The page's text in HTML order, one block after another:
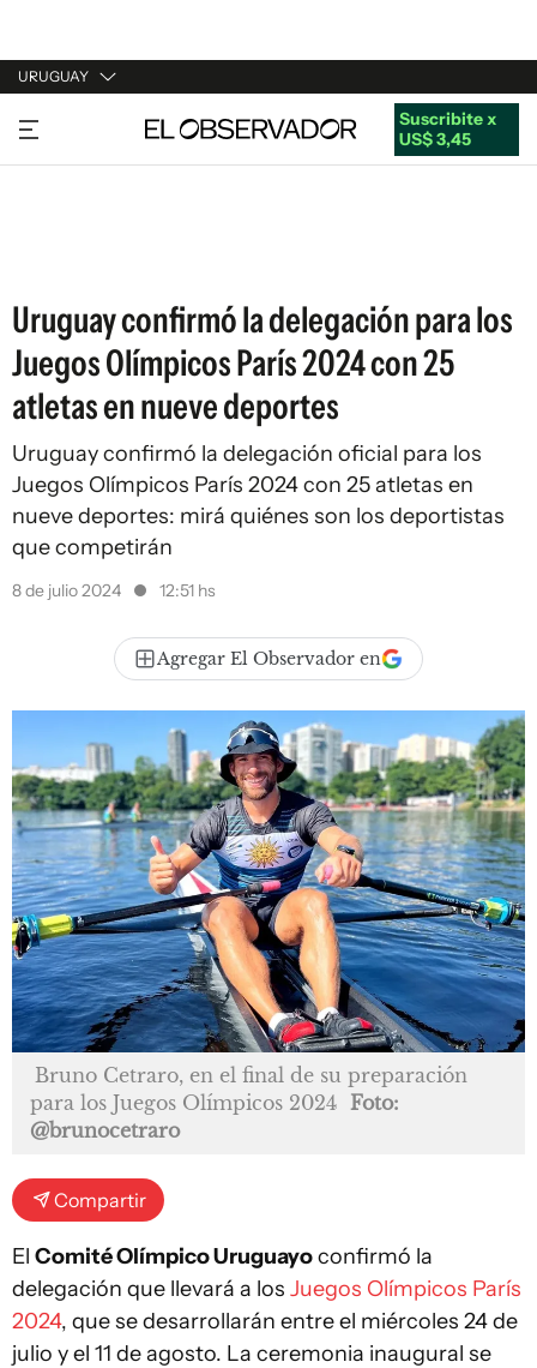
URUGUAY
URUGUAY
ARGENTINA
Suscribite x
US$ 3,45
Uruguay confirmó la delegación para los
Juegos Olímpicos París 2024 con 25
atletas en nueve deportes
Uruguay confirmó la delegación oficial para los
Juegos Olímpicos París 2024 con 25 atletas en
nueve deportes: mirá quiénes son los deportistas
que competirán
8 de julio 2024 12:51 hs
Agregar El Observador en
Bruno Cetraro, en el final de su preparación
para los Juegos Olímpicos 2024 Foto:
@brunocetraro
Compartir
El Comité Olímpico Uruguayoconfirmó la
delegación que llevará a los Juegos Olímpicos París
2024, que se desarrollarán entre el miércoles 24 de
julio y el 11 de agosto. La ceremonia inaugural se